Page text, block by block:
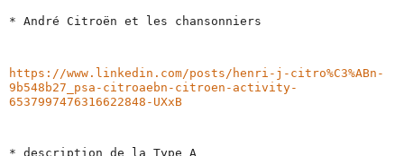
* André Citroën et les chansonniers
https://www.linkedin.com/posts/henri-j-citro%C3%ABn-
9b548b27_psa-citroaebn-citroen-activity-
6537997476316622848-UXxB
* description de la Type A